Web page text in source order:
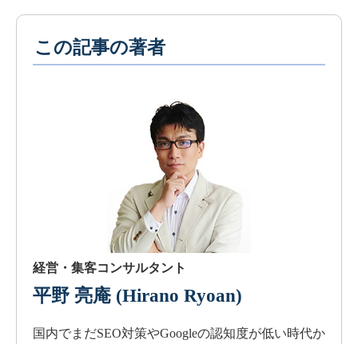
この記事の著者
経営・集客コンサルタント
平野 亮庵(Hirano Ryoan)
国内でまだSEO対策やGoogleの認知度が低い時代か